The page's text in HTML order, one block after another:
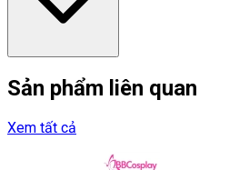
Sản phẩm liên quan
Xem tất cả